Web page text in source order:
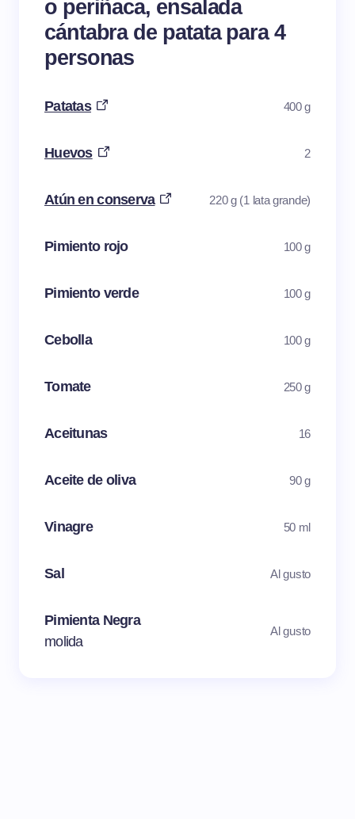
o periñaca, ensalada
cántabra de patata para 4
personas
Patatas 400 g
Huevos 2
Atún en conserva 220 g (1 lata grande)
Pimiento rojo 100 g
Pimiento verde 100 g
Cebolla 100 g
Tomate 250 g
Aceitunas 16
Aceite de oliva 90 g
Vinagre 50 ml
Sal Al gusto
Pimienta Negra
molida
Al gusto